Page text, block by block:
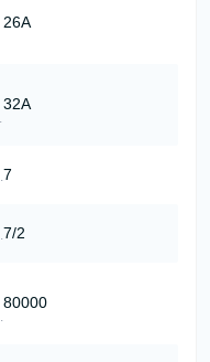
26A
32A
7
7/2
80000